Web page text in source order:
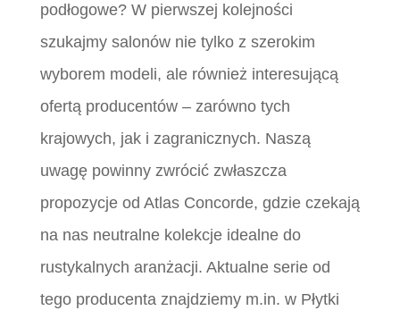
podłogowe? W pierwszej kolejności
szukajmy salonów nie tylko z szerokim
wyborem modeli, ale również interesującą
ofertą producentów – zarówno tych
krajowych, jak i zagranicznych. Naszą
uwagę powinny zwrócić zwłaszcza
propozycje od Atlas Concorde, gdzie czekają
na nas neutralne kolekcje idealne do
rustykalnych aranżacji. Aktualne serie od
tego producenta znajdziemy m.in. w Płytki